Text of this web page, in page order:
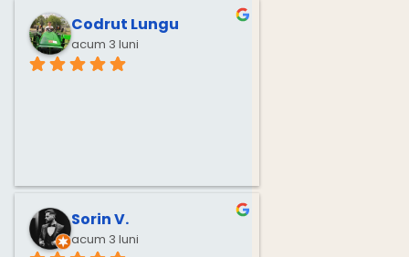
Codrut Lungu
acum 3 luni
Sorin V.
acum 3 luni